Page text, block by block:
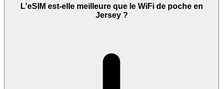
L'eSIM est-elle meilleure que le WiFi de poche en
Jersey ?